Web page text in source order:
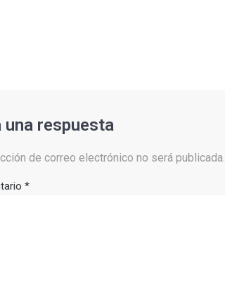
una respuesta
de correo electrónico no será publicada.
*